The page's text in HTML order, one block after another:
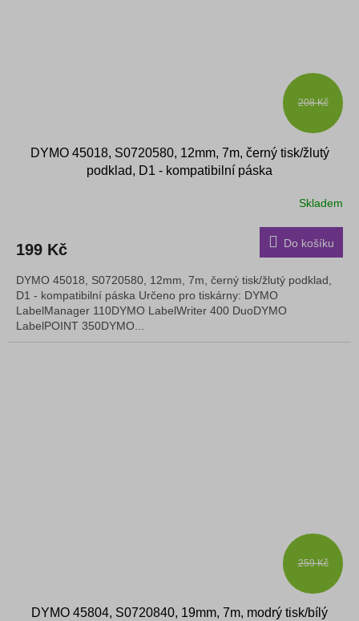
208 Kč
DYMO 45018, S0720580, 12mm, 7m, černý tisk/žlutý
podklad, D1 - kompatibilní páska
Skladem
199 Kč Do košíku
DYMO 45018, S0720580, 12mm, 7m, černý tisk/žlutý podklad,
D1 - kompatibilní páska Určeno pro tiskárny: DYMO
LabelManager 110DYMO LabelWriter 400 DuoDYMO
LabelPOINT 350DYMO...
259 Kč
DYMO 45804, S0720840, 19mm, 7m, modrý tisk/bílý